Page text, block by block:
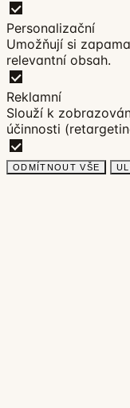
Personalizační
Umožňují si
relevantní obsah.
Reklamní
Slouží k
účinnosti
ODMÍTNOUT VŠE